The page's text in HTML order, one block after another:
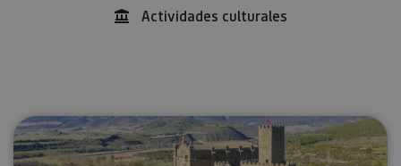
Actividades culturales